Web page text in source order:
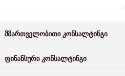
მმართველობითი კონსალტინგი
ფინანსური კონსალტინგი